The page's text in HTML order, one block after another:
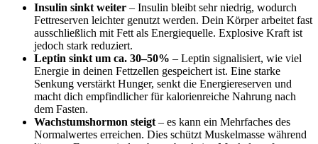
Insulin sinkt weiter – Insulin bleibt sehr niedrig, wodurch
Fettreserven leichter genutzt werden. Dein Körper arbeitet fast
ausschließlich mit Fett als Energiequelle. Explosive Kraft ist
jedoch stark reduziert.
Leptin sinkt um ca. 30–50% – Leptin signalisiert, wie viel
Energie in deinen Fettzellen gespeichert ist. Eine starke
Senkung verstärkt Hunger, senkt die Energiereserven und
macht dich empfindlicher für kalorienreiche Nahrung nach
dem Fasten.
Wachstumshormon steigt – es kann ein Mehrfaches des
Normalwertes erreichen. Dies schützt Muskelmasse während